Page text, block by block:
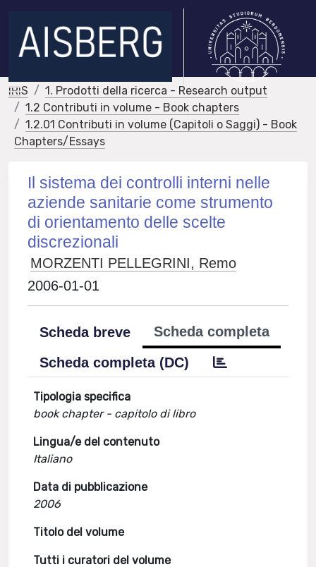
IRIS
1. Prodotti della ricerca - Research output
1.2 Contributi in volume - Book chapters
1.2.01 Contributi in volume (Capitoli o Saggi) - Book
Chapters/Essays
Il sistema dei controlli interni nelle
aziende sanitarie come strumento
di orientamento delle scelte
discrezionali
MORZENTI PELLEGRINI, Remo
2006-01-01
Scheda breve
Scheda completa
Scheda completa (DC)
Tipologia specifica
book chapter - capitolo di libro
Lingua/e del contenuto
Italiano
Data di pubblicazione
2006
Titolo del volume
Tutti i curatori del volume